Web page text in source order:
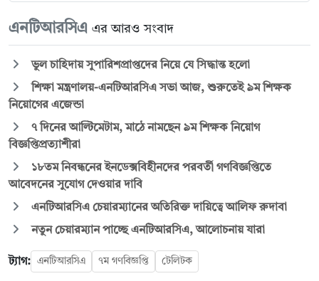
এনটিআরসিএ এর আরও সংবাদ
ভুল চাহিদায় সুপারিশপ্রাপ্তদের নিয়ে যে সিদ্ধান্ত হলো
শিক্ষা মন্ত্রণালয়-এনটিআরসিএ সভা আজ, শুরুতেই ৯ম শিক্ষক
নিয়োগের এজেন্ডা
৭ দিনের আল্টিমেটাম, মাঠে নামছেন ৯ম শিক্ষক নিয়োগ
বিজ্ঞপ্তিপ্রত্যাশীরা
১৮তম নিবন্ধনের ইনডেক্সবিহীনদের পরবর্তী গণবিজ্ঞপ্তিতে
আবেদনের সুযোগ দেওয়ার দাবি
এনটিআরসিএ চেয়ারম্যানের অতিরিক্ত দায়িত্বে আলিফ রুদাবা
নতুন চেয়ারম্যান পাচ্ছে এনটিআরসিএ, আলোচনায় যারা
ট্যাগ: এনটিআরসিএ ৭ম গণবিজ্ঞপ্তি টেলিটক